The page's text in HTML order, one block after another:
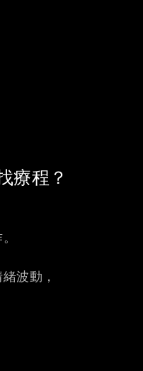
療程？
波動，